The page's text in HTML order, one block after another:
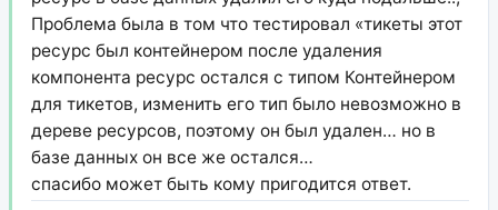
Проблема была в том что тестировал «тикеты этот
ресурс был контейнером после удаления
компонента ресурс остался с типом Контейнером
для тикетов, изменить его тип было невозможно в
дереве ресурсов, поэтому он был удален… но в
базе данных он все же остался…
спасибо может быть кому пригодится ответ.